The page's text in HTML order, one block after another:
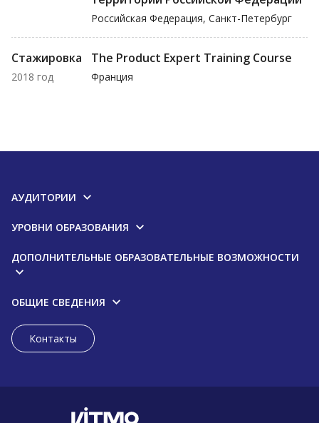
Российская Федерация, Санкт-Петербург
Стажировка
2018 год
The Product Expert Training Course
Франция
АУДИТОРИИ
УРОВНИ ОБРАЗОВАНИЯ
ДОПОЛНИТЕЛЬНЫЕ ОБРАЗОВАТЕЛЬНЫЕ ВОЗМОЖНОСТИ
ОБЩИЕ СВЕДЕНИЯ
Контакты